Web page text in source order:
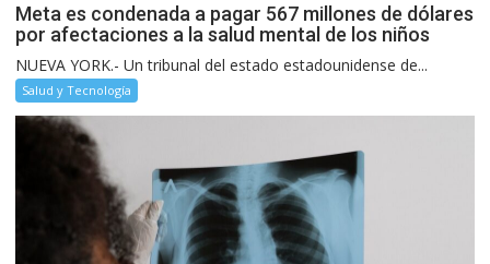
Meta es condenada a pagar 567 millones de dólares
por afectaciones a la salud mental de los niños
NUEVA YORK.- Un tribunal del estado estadounidense de...
Salud y Tecnología